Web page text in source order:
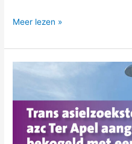
Meer lezen »
Trans
voor